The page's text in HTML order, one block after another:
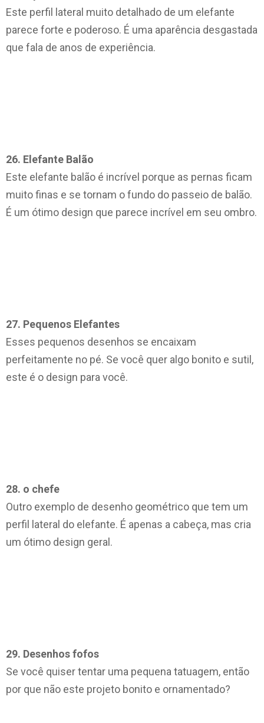
Este perfil lateral muito detalhado de um elefante
parece forte e poderoso. É uma aparência desgastada
que fala de anos de experiência.
26. Elefante Balão
Este elefante balão é incrível porque as pernas ficam
muito finas e se tornam o fundo do passeio de balão.
É um ótimo design que parece incrível em seu ombro.
27. Pequenos Elefantes
Esses pequenos desenhos se encaixam
perfeitamente no pé. Se você quer algo bonito e sutil,
este é o design para você.
28. o chefe
Outro exemplo de desenho geométrico que tem um
perfil lateral do elefante. É apenas a cabeça, mas cria
um ótimo design geral.
29. Desenhos fofos
Se você quiser tentar uma pequena tatuagem, então
por que não este projeto bonito e ornamentado?